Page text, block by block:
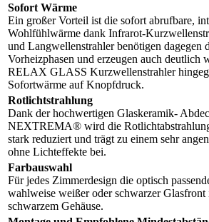
Sofort Wärme
Ein großer Vorteil ist die sofort abrufbare,
Wohlfühlwärme dank Infrarot-
und Langwellenstrahler benötigen dagegen
Vorheizphasen und erzeugen auch deutlich
RELAX GLASS Kurzwellenstrahler
Sofortwärme auf Knopfdruck.
Rotlichtstrahlung
Dank der hochwertigen Glaskeramik-
NEXTREMA® wird die
stark reduziert und trägt zu einem sehr
ohne Lichteffekte bei.
Farbauswahl
Für jedes Zimmerdesign die optisch
wahlweise weißer oder schwarzer Glasfront
schwarzem Gehäuse.